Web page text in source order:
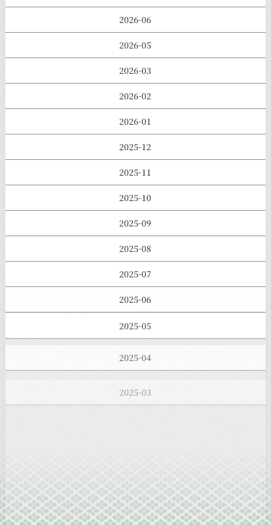
2026-06
2026-05
2026-03
2026-02
2026-01
2025-12
2025-11
2025-10
2025-09
2025-08
2025-07
2025-06
2025-05
2024-11
2024-10